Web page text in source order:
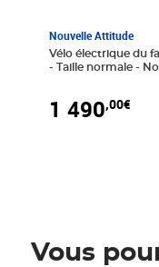
Nouvelle Attitude
Vélo électrique du
- Taille normale -
1 490,00€
Vous